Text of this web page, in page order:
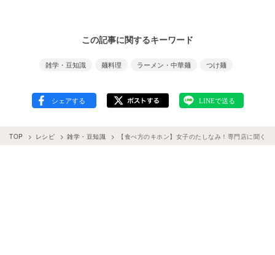
この記事に関するキーワード
雑学・豆知識 麺料理 ラーメン・中華麺 つけ麺
TOP レシピ 雑学・豆知識 【食べ方のキホン】女子のたしなみ！専門店に聞く